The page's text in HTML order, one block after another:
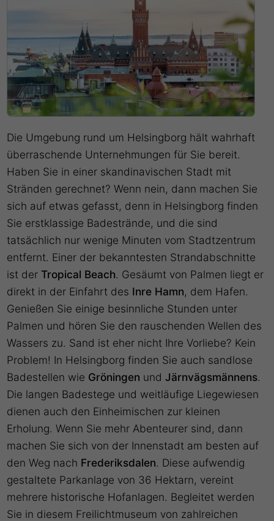
Die Umgebung rund um Helsingborg hält wahrhaft
überraschende Unternehmungen für Sie bereit.
Haben Sie in einer skandinavischen Stadt mit
Stränden gerechnet? Wenn nein, dann machen Sie
sich auf etwas gefasst, denn in Helsingborg finden
Sie erstklassige Badestrände, und die sind
tatsächlich nur wenige Minuten vom Stadtzentrum
entfernt. Einer der bekanntesten Strandabschnitte
ist derTropical Beach. Gesäumt von Palmen liegt er
direkt in der Einfahrt des Inre Hamn, dem Hafen.
Genießen Sie einige besinnliche Stunden unter
Palmen und hören Sie den rauschenden Wellen des
Wassers zu. Sand ist eher nicht Ihre Vorliebe? Kein
Problem! In Helsingborg finden Sie auch sandlose
Badestellen wie Gröningen undJärnvägsmännens.
Die langen Badestege und weitläufige Liegewiesen
dienen auch den Einheimischen zur kleinen
Erholung. Wenn Sie mehr Abenteurer sind, dann
machen Sie sich von der Innenstadt am besten auf
den Weg nach Frederiksdalen. Diese aufwendig
gestaltete Parkanlage von 36 Hektarn, vereint
mehrere historische Hofanlagen. Begleitet werden
Sie in diesem Freilichtmuseum von zahlreichen